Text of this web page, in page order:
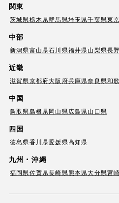
関東
茨城県栃木県群馬県埼玉県千葉県東
中部
新潟県富山県石川県福井県山梨県長
近畿
滋賀県京都府大阪府兵庫県奈良県和
中国
鳥取県島根県岡山県広島県山口県
四国
徳島県香川県愛媛県高知県
九州・沖縄
福岡県佐賀県長崎県熊本県大分県宮